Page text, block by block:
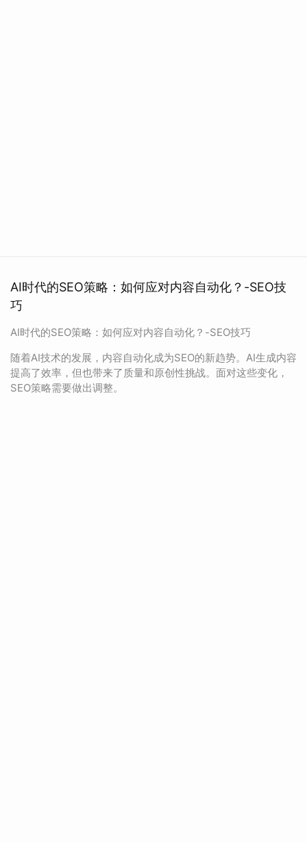
AI时代的SEO策略：如何应对内容自动化？-SEO技
巧
AI时代的SEO策略：如何应对内容自动化？-SEO技巧
随着AI技术的发展，内容自动化成为SEO的新趋势。AI生成内容
提高了效率，但也带来了质量和原创性挑战。面对这些变化，
SEO策略需要做出调整。